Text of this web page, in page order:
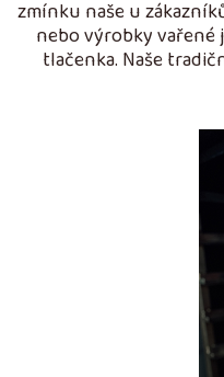
zmínku naše u
nebo výrobky
tlačenka. Naše